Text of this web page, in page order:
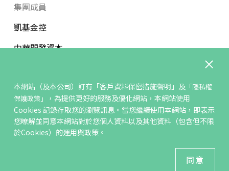
本網站（及本公司）訂有 「客戶資料保密措施聲明」 及「隱私權
保護政策」
，為提供更好的服務及優化網站，本網站使用
Cookies 記錄存取您的瀏覽訊息。當您繼續使用本網站，即表示
您暸解並同意本網站對於您個人資料以及其他資料（包含但不限
於Cookies）的運用與政策。
同意
集團成員
凱基金控
中華開發資本
凱基人壽
凱基投信